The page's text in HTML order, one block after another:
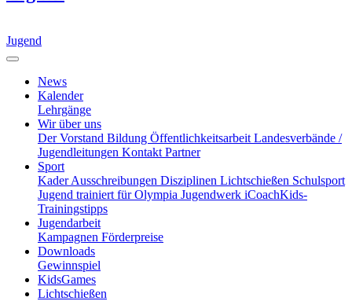
Jugend
News
Kalender
Lehrgänge
Wir über uns
Der Vorstand Bildung Öffentlichkeitsarbeit Landesverbände /
Jugendleitungen Kontakt Partner
Sport
KaderAusschreibungen Disziplinen Lichtschießen Schulsport
Jugend trainiert für Olympia Jugendwerk iCoachKids-
Trainingstipps
Jugendarbeit
Kampagnen Förderpreise
Downloads
Gewinnspiel
KidsGames
Lichtschießen